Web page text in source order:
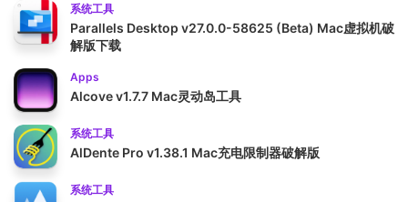
系统工具
Parallels Desktop v27.0.0-58625 (Beta) Mac虚拟机破
解版下载
Apps
Alcove v1.7.7 Mac灵动岛工具
系统工具
AlDente Pro v1.38.1 Mac充电限制器破解版
系统工具